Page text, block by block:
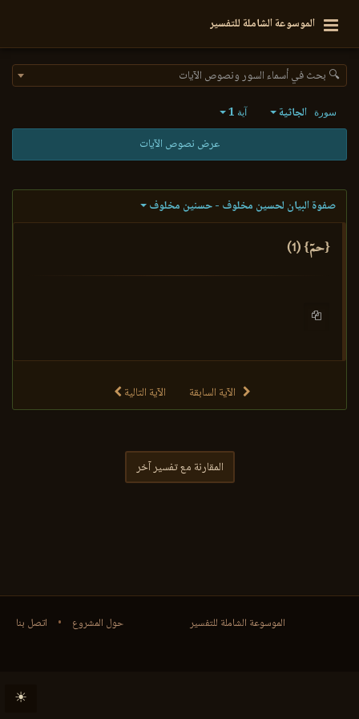
الموسوعة الشاملة للتفسير
🔍 بحث في أسماء السور ونصوص الآيات
سورة الجاثية آية 1
عرض نصوص الآيات
صفوة البيان لحسين مخلوف - حسنين مخلوف
{حمٓ} (1)
الآية السابقة الآية التالية
المقارنة مع تفسير آخر
حول المشروع • اتصل بنا الموسوعة الشاملة للتفسير
☀